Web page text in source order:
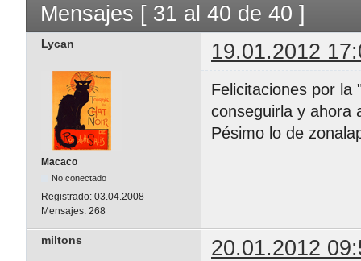
Mensajes [ 31 al 40 de 40 ]
Lycan 19.01.2012
Macaco
No conectado
Registrado: 03.04.2008
Mensajes: 268
Felicitaciones por la
conseguirla y ahora
Pésimo lo de
miltons 20.01.2012